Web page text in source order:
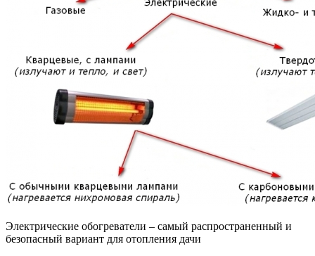
Электрические обогреватели – самый распространенный и
безопасный вариант для отопления дачи